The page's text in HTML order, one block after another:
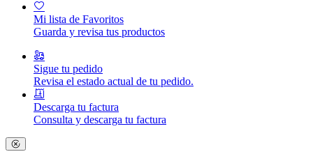
Mi lista de Favoritos
Guarda y revisa tus productos
Sigue tu pedido
Revisa el estado actual de tu pedido.
Descarga tu factura
Consulta y descarga tu factura